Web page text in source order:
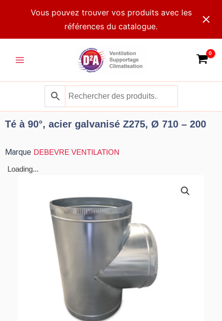
Vous pouvez trouver vos produits avec les
références du catalogue.
Menu
Té à 90°, acier galvanisé Z275, Ø 710 – 200
Marque DEBEVRE VENTILATION
Loading...